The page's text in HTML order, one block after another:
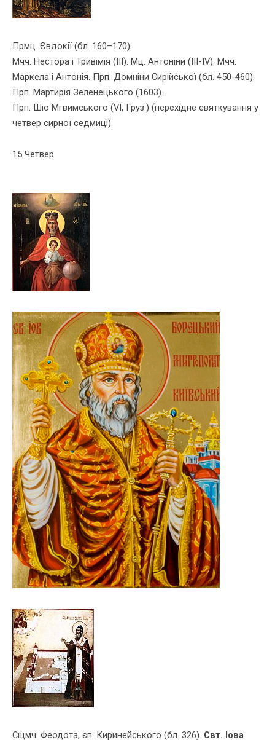
Прмц. Євдокiї (бл. 160–170).
Мчч. Нестора i Тривiмiя (III). Мц. Антоніни (III-IV). Мчч.
Маркела і Антонія. Прп. Домніни Сирійської (бл. 450-460).
Прп. Мартирія Зеленецького (1603).
Прп. Шіо Мгвимського (VI, Груз.) (перехідне святкування у
четвер сирної седмиці).
15 Четвер
Сщмч. Феодота, єп. Киринейського (бл. 326). Свт. Іова